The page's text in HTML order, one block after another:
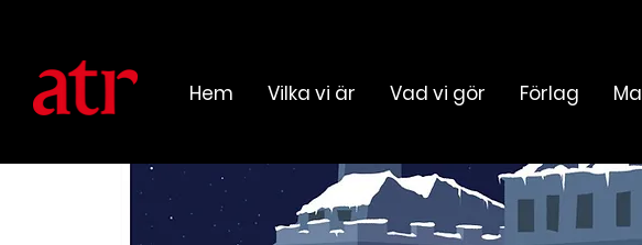
Hem Vilka vi är Vad vi gör Förlag